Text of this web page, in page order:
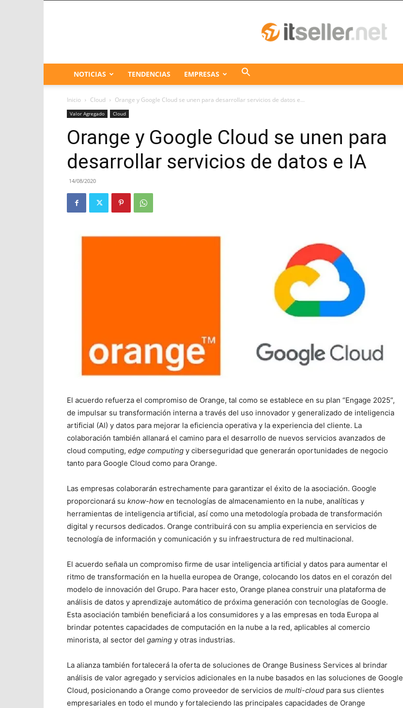
Centroamérica
NOTICIAS TENDENCIAS EMPRESAS
Inicio Cloud Orange y Google Cloud se unen para desarrollar servicios de datos e...
Valor Agregado Cloud
Orange y Google Cloud se unen para
desarrollar servicios de datos e IA
14/08/2020
El acuerdo refuerza el compromiso de Orange, tal como se establece en su plan “Engage 2025”,
de impulsar su transformación interna a través del uso innovador y generalizado de inteligencia
artificial (AI) y datos para mejorar la eficiencia operativa y la experiencia del cliente. La
colaboración también allanará el camino para el desarrollo de nuevos servicios avanzados de
cloud computing, edge computing y ciberseguridad que generarán oportunidades de negocio
tanto para Google Cloud como para Orange.
Las empresas colaborarán estrechamente para garantizar el éxito de la asociación. Google
proporcionará su know-how en tecnologías de almacenamiento en la nube, analíticas y
herramientas de inteligencia artificial, así como una metodología probada de transformación
digital y recursos dedicados. Orange contribuirá con su amplia experiencia en servicios de
tecnología de información y comunicación y su infraestructura de red multinacional.
El acuerdo señala un compromiso firme de usar inteligencia artificial y datos para aumentar el
ritmo de transformación en la huella europea de Orange, colocando los datos en el corazón del
modelo de innovación del Grupo. Para hacer esto, Orange planea construir una plataforma de
análisis de datos y aprendizaje automático de próxima generación con tecnologías de Google.
Esta asociación también beneficiará a los consumidores y a las empresas en toda Europa al
brindar potentes capacidades de computación en la nube a la red, aplicables al comercio
minorista, al sector del gaming y otras industrias.
La alianza también fortalecerá la oferta de soluciones de Orange Business Services al brindar
análisis de valor agregado y servicios adicionales en la nube basados ​​en las soluciones de Google
Cloud, posicionando a Orange como proveedor de servicios de multi-cloud para sus clientes
empresariales en todo el mundo y fortaleciendo las principales capacidades de Orange